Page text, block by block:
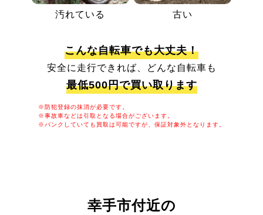
汚れている 古い
こんな自転車でも大丈夫！
安全に走行できれば、どんな自転車も
最低500円で買い取ります
※防犯登録の抹消が必要です。
※事故車などは引取となる場合がございます。
※パンクしていても買取は可能ですが、保証対象外となります。
幸手市付近の